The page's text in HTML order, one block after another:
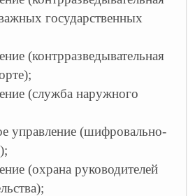
государственных
(контрразведывательная
(служба наружного
управление (шифровально-
(охрана руководителей